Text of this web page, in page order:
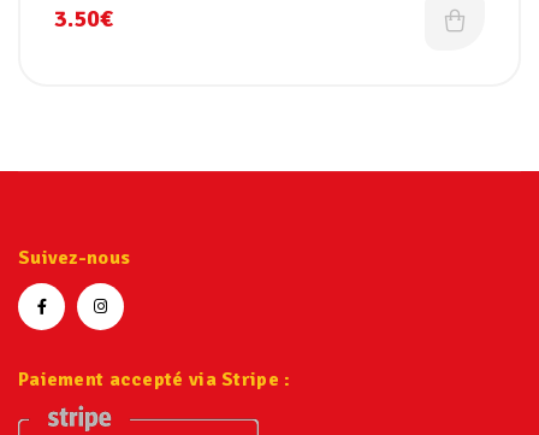
3.50€
Suivez-nous
Paiement accepté via Stripe :